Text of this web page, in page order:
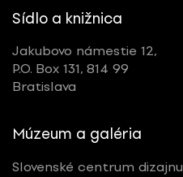
Sídlo a knižnica
Jakubovo námestie 12,
P.O. Box 131, 814 99
Bratislava
Múzeum a galéria
Slovenské centrum dizajnu